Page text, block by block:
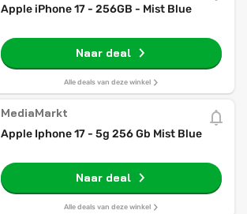
Apple iPhone 17 - 256GB - Mist Blue
Naar deal
Alle deals van deze winkel
MediaMarkt
Apple Iphone 17 - 5g 256 Gb Mist Blue
Naar deal
Alle deals van deze winkel